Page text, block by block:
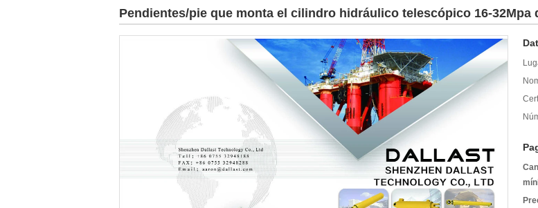
Pendientes/pie que monta el cilindro hidráulico telescópico 16-32Mpa